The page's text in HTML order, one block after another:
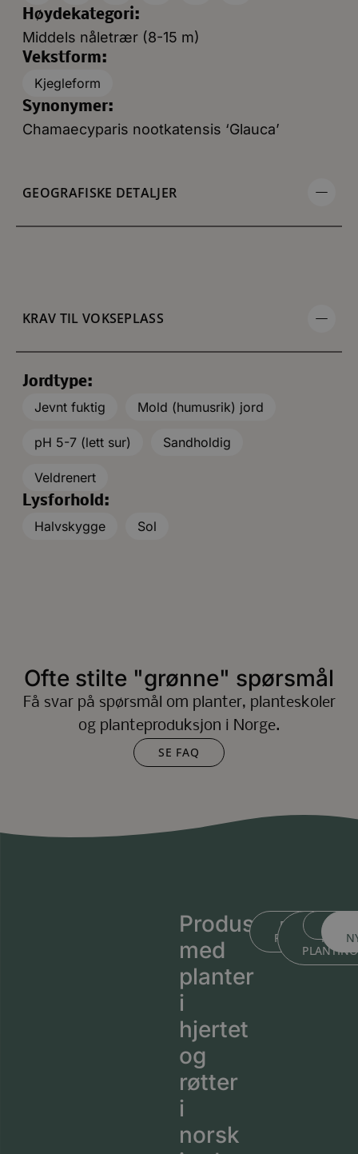
Høydekategori:
Middels nåletrær (8-15 m)
Vekstform:
Kjegleform
Synonymer:
Chamaecyparis nootkatensis ‘Glauca’
GEOGRAFISKE DETALJER
KRAV TIL VOKSEPLASS
Jordtype:
Jevnt fuktig
Mold (humusrik) jord
pH 5-7 (lett sur) Sandholdig
Veldrenert
Lysforhold:
Halvskygge
Sol
Ofte stilte "grønne" spørsmål
Få svar på spørsmål om planter, planteskoler
og planteproduksjon i Norge.
SE FAQ
Produsert
med
planter
i
hjertet
og
røtter
i
norsk
BLI KJENT MED
BLI
MED